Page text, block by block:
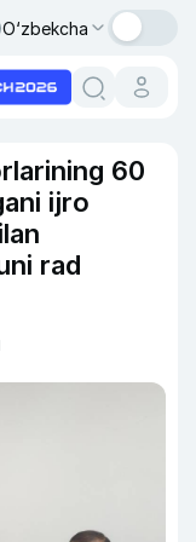
O‘zbekcha
60
ijro
rad